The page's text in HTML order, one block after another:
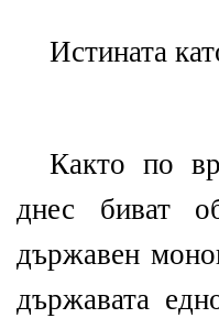
Истината
Както по
днес биват
държавен
държавата